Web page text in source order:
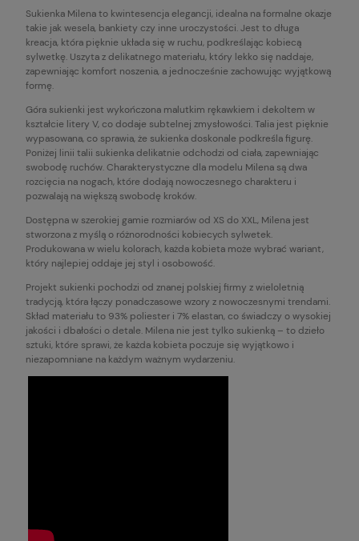
Sukienka Milena to kwintesencja elegancji, idealna na formalne okazje
takie jak wesela, bankiety czy inne uroczystości. Jest to długa
kreacja, która pięknie układa się w ruchu, podkreślając kobiecą
sylwetkę. Uszyta z delikatnego materiału, który lekko się naddaje,
zapewniając komfort noszenia, a jednocześnie zachowując wyjątkową
formę.
Góra sukienki jest wykończona malutkim rękawkiem i dekoltem w
kształcie litery V, co dodaje subtelnej zmysłowości. Talia jest pięknie
wypasowana, co sprawia, że sukienka doskonale podkreśla figurę.
Poniżej linii talii sukienka delikatnie odchodzi od ciała, zapewniając
swobodę ruchów. Charakterystyczne dla modelu Milena są dwa
rozcięcia na nogach, które dodają nowoczesnego charakteru i
pozwalają na większą swobodę kroków.
Dostępna w szerokiej gamie rozmiarów od XS do XXL, Milena jest
stworzona z myślą o różnorodności kobiecych sylwetek.
Produkowana w wielu kolorach, każda kobieta może wybrać wariant,
który najlepiej oddaje jej styl i osobowość.
Projekt sukienki pochodzi od znanej polskiej firmy z wieloletnią
tradycją, która łączy ponadczasowe wzory z nowoczesnymi trendami.
Skład materiału to 93% poliester i 7% elastan, co świadczy o wysokiej
jakości i dbałości o detale. Milena nie jest tylko sukienką – to dzieło
sztuki, które sprawi, że każda kobieta poczuje się wyjątkowo i
niezapomniane na każdym ważnym wydarzeniu.